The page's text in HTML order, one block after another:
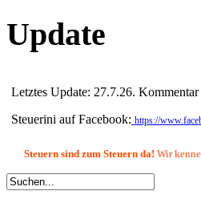
Update
Letztes Update: 27.7.26.
Steuerini auf Facebook: https://
Steuern sind zum Steuern da! Wir